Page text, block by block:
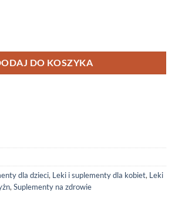
DO KOSZYKA
dla dzieci, Leki i suplementy dla kobiet, Leki
, Suplementy na zdrowie